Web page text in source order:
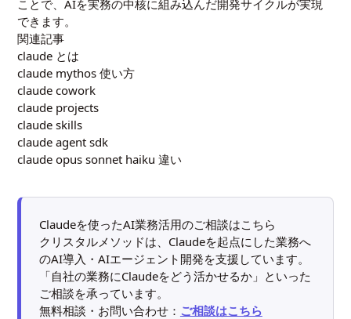
ことで、AIを実務の中核に組み込んだ開発サイクルが実現
できます。
関連記事
claude とは
claude mythos 使い方
claude cowork
claude projects
claude skills
claude agent sdk
claude opus sonnet haiku 違い
Claudeを使ったAI業務活用のご相談はこちら
クリスタルメソッドは、Claudeを起点にした業務へ
のAI導入・AIエージェント開発を支援しています。
「自社の業務にClaudeをどう活かせるか」といった
ご相談を承っています。
無料相談・お問い合わせ： ご相談はこちら